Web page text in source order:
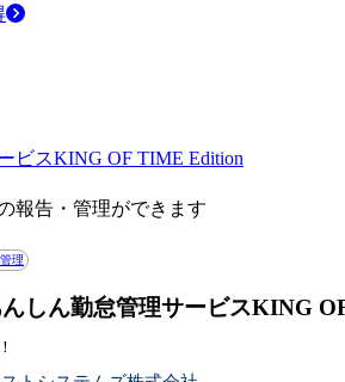
ビスKING OF TIME Edition
報告・管理ができます
理
しん勤怠管理サービスKING